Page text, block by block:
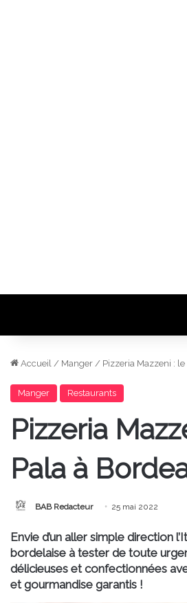
Accueil / Manger / Pizzeria Mazzeni :
Manger Restaurants
Pizzeria
Pala à
BAB Redacteur 25 mai 2022
Envie d’un aller simple direction
bordelaise à tester de toute
délicieuses et confectionnées
et gourmandise garantis !